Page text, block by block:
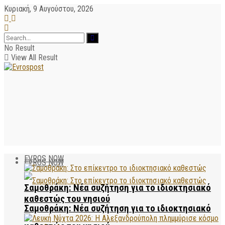
Κυριακή, 9 Αυγούστου, 2026
No Result
View All Result
EVROS NOW
Σαμοθράκη: Νέα συζήτηση για το ιδιοκτησιακό
EVROS NOW
Σαμοθράκη: Νέα συζήτηση για το ιδιοκτησιακό
καθεστώς του νησιού